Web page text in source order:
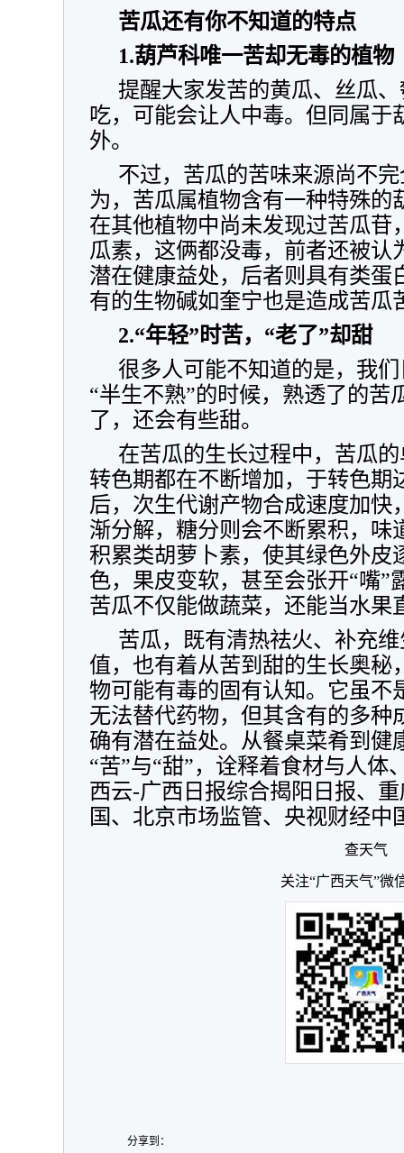
苦瓜还有你不知道的特点
1.葫芦科唯一苦却无毒的植物
提醒大家发苦的黄瓜、丝瓜
吃，可能会让人中毒。但同属于
外。
不过，苦瓜的苦味来源尚不
为，苦瓜属植物含有一种特殊的
在其他植物中尚未发现过苦瓜苷
瓜素，这俩都没毒，前者还被认
潜在健康益处，后者则具有类蛋
有的生物碱如奎宁也是造成苦瓜
2.“年轻”时苦，“老了”却甜
很多人可能不知道的是，我
“半生不熟”的时候，熟透了的苦
了，还会有些甜。
在苦瓜的生长过程中，苦瓜
转色期都在不断增加，于转色期
后，次生代谢产物合成速度加快
渐分解，糖分则会不断累积，味
积累类胡萝卜素，使其绿色外皮
色，果皮变软，甚至会张开“嘴”
苦瓜不仅能做蔬菜，还能当水果
苦瓜，既有清热祛火、补充
值，也有着从苦到甜的生长奥秘
物可能有毒的固有认知。它虽不
无法替代药物，但其含有的多种
确有潜在益处。从餐桌菜肴到健
“苦”与“甜”，诠释着食材与人体
西云-广西日报综合揭阳日报、
国、北京市场监管、央视财经中
查天气
关注“广西天气”微
分享到：